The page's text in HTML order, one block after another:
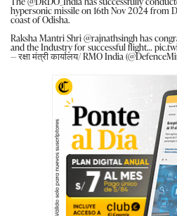
hypersonic missile on 16th Nov 2024 from
coast of Odisha.
Raksha Mantri Shri@rajnathsinghhas
and the Industry for successful flight…
— रक्षा मंत्री कार्यालय/ RMO India